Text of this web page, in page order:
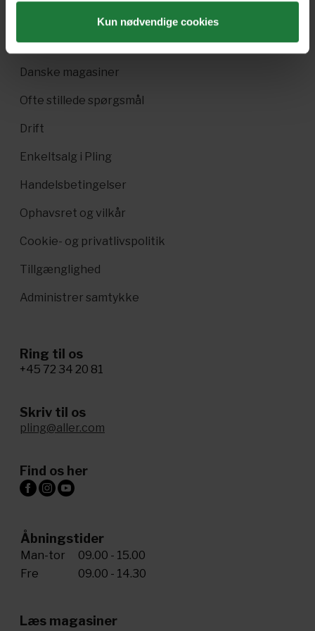
Kun nødvendige cookies
Pling Kombi
Danske magasiner
Ofte stillede spørgsmål
Drift
Enkeltsalg i Pling
Handelsbetingelser
Ophavsret og vilkår
Cookie- og privatlivspolitik
Tillgænglighed
Administrer samtykke
Ring til os
+45 72 34 20 81
Skriv til os
pling@aller.com
Find os her
Åbningstider
Man-tor
09.00 - 15.00
Fre
09.00 - 14.30
Læs magasiner